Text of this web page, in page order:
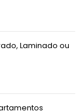
Laminado ou